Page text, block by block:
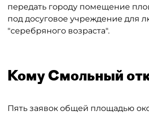
передать городу помещение
под досуговое учреждение для
"серебряного возраста".
Кому Смольный
Пять заявок общей площадью